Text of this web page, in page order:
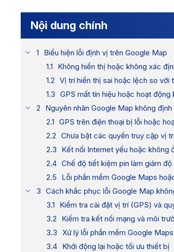
Nội dung chính
Biểu hiện lỗi định vị trên Google Map
Không hiển thị hoặc không xác
Vị trí hiển thị sai hoặc lệch so với
GPS mất tín hiệu hoặc hoạt động
Nguyên nhân Google Map không
GPS trên điện thoại bị lỗi hoặc
Chưa bật các quyền truy cập vị
Kết nối Internet yếu hoặc không
Chế độ tiết kiệm pin làm giảm độ
Lỗi phần mềm Google Maps
Cách khắc phục lỗi Google Map
Kiểm tra cài đặt vị trí (GPS) và
Kiểm tra kết nối mạng và môi
Xử lý lỗi phần mềm Google Maps
Khởi động lại hoặc tối ưu thiết bị